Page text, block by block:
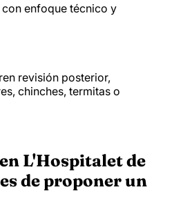
enfoque técnico y
revisión posterior,
chinches, termitas o
L'Hospitalet de
de proponer un